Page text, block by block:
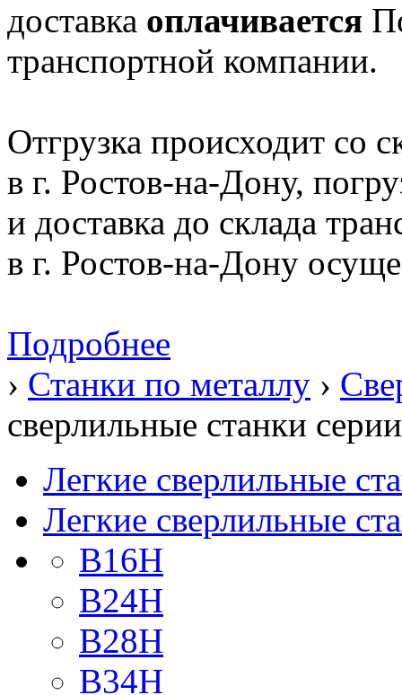
доставка оплачивается
транспортной компании.
Отгрузка происходит со
в г. Ростов-на-Дону,
и доставка до склада
в г. Ростов-на-Дону
Подробнее
› Станки по металлу ›
сверлильные станки
Легкие сверлильные
Легкие сверлильные
B16H
B24H
B28H
B34H